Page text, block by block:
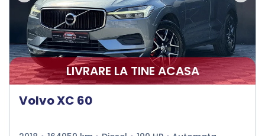
LIVRARE LA TINE ACASA
Volvo XC 60